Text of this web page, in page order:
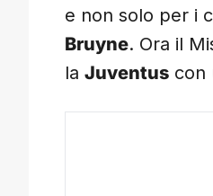
e non solo per i
Bruyne. Ora il
la Juventus con